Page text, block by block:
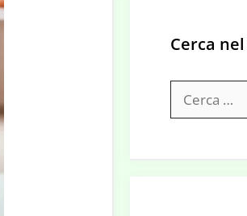
Cerca
per: